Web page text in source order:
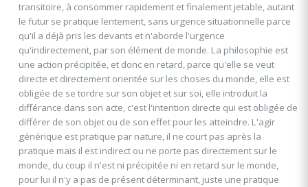
transitoire, à consommer rapidement et finalement jetable, autant
le futur se pratique lentement, sans urgence situationnelle parce
qu'il a déjà pris les devants et n'aborde l'urgence
qu'indirectement, par son élément de monde. La philosophie est
une action précipitée, et donc en retard, parce qu'elle se veut
directe et directement orientée sur les choses du monde, elle est
obligée de se tordre sur son objet et sur soi, elle introduit la
différance dans son acte, c'est l'intention directe qui est obligée de
différer de son objet ou de son effet pour les atteindre. L'agir
générique est pratique par nature, il ne court pas après la
pratique mais il est indirect ou ne porte pas directement sur le
monde, du coup il n'est ni précipitée ni en retard sur le monde,
pour lui il n'y a pas de présent déterminant, juste une pratique